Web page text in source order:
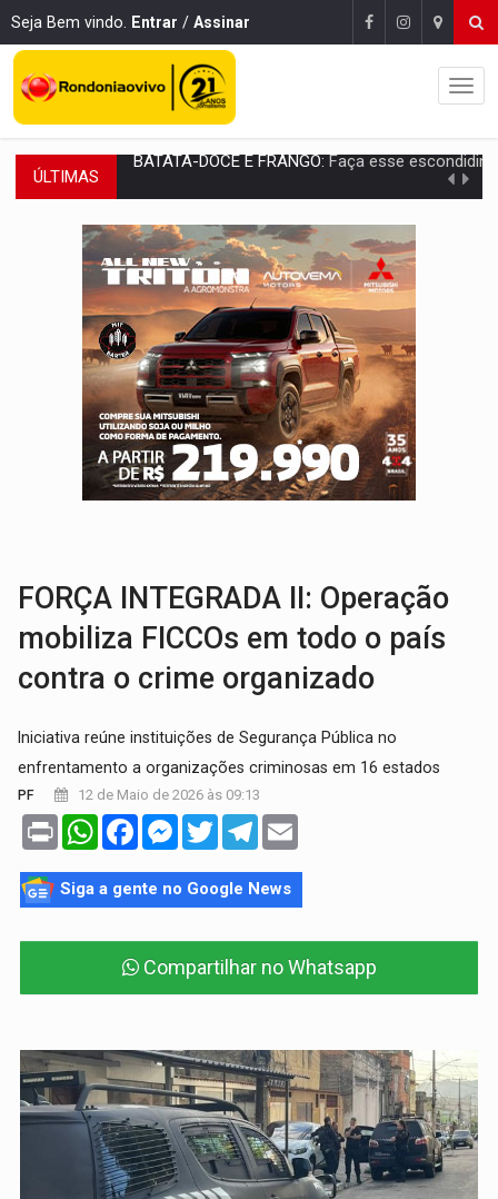
Seja Bem vindo. Entrar / Assinar
ÚLTIMAS Desmate da Amazônia corta chuvas no Sul e ameaça
:Anvisa libera venda de medicamentos pela Shopee, mas
MAIS RIGOR:Nova lei endurece punição por abuso sexual contra
POLUIÇÃO E RISCOS:Retirada de fiação irregular avança no país e em PVH
VÍDEO:Armado com machado, homem ameaça matar sobrinha grávida e
TRIBUNAL DO CRIME:Homem é espancado por facção criminosa
VÍDEO:Perseguição é registrada no shopping após colombiana furtar
LUDOPATIA:Apostas online começam a afetar produtividade e rotina
FORÇA INTEGRADA II: Operação
mobiliza FICCOs em todo o país
contra o crime organizado
Iniciativa reúne instituições de Segurança Pública no
enfrentamento a organizações criminosas em 16 estados
PF 12 de Maio de 2026 às 09:13
Print WhatsAppFacebookMessenger
TwitterTelegram
Siga a gente no Google News
Compartilhar no Whatsapp